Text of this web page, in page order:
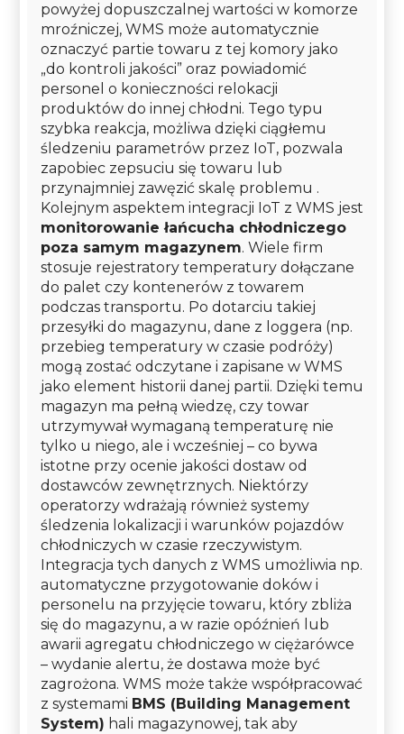
powyżej dopuszczalnej wartości w komorze
mroźniczej, WMS może automatycznie
oznaczyć partie towaru z tej komory jako
„do kontroli jakości” oraz powiadomić
personel o konieczności relokacji
produktów do innej chłodni. Tego typu
szybka reakcja, możliwa dzięki ciągłemu
śledzeniu parametrów przez IoT, pozwala
zapobiec zepsuciu się towaru lub
przynajmniej zawęzić skalę problemu .
Kolejnym aspektem integracji IoT z WMS jest
monitorowanie łańcucha chłodniczego
poza samym magazynem. Wiele firm
stosuje rejestratory temperatury dołączane
do palet czy kontenerów z towarem
podczas transportu. Po dotarciu takiej
przesyłki do magazynu, dane z loggera (np.
przebieg temperatury w czasie podróży)
mogą zostać odczytane i zapisane w WMS
jako element historii danej partii. Dzięki temu
magazyn ma pełną wiedzę, czy towar
utrzymywał wymaganą temperaturę nie
tylko u niego, ale i wcześniej – co bywa
istotne przy ocenie jakości dostaw od
dostawców zewnętrznych. Niektórzy
operatorzy wdrażają również systemy
śledzenia lokalizacji i warunków pojazdów
chłodniczych w czasie rzeczywistym.
Integracja tych danych z WMS umożliwia np.
automatyczne przygotowanie doków i
personelu na przyjęcie towaru, który zbliża
się do magazynu, a w razie opóźnień lub
awarii agregatu chłodniczego w ciężarówce
– wydanie alertu, że dostawa może być
zagrożona. WMS może także współpracować
z systemami BMS (Building Management
System) hali magazynowej, tak aby